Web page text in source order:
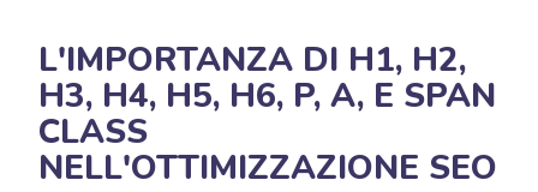
L'IMPORTANZA DI H1, H2,
H3, H4, H5, H6, P, A, E SPAN
CLASS
NELL'OTTIMIZZAZIONE SEO